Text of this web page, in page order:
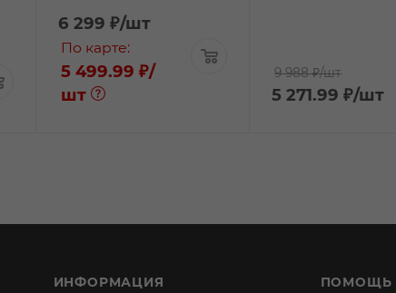
6 299 ₽/шт
По карте:
5 499.99 ₽/
шт
9 988 ₽/шт
5 271.99 ₽/шт
ИНФОРМАЦИЯ
ПОМОЩЬ